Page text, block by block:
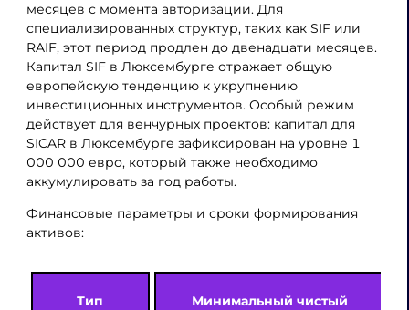
месяцев с момента авторизации. Для
специализированных структур, таких как SIF или
RAIF, этот период продлен до двенадцати месяцев.
Капитал SIF в Люксембурге отражает общую
европейскую тенденцию к укрупнению
инвестиционных инструментов. Особый режим
действует для венчурных проектов: капитал для
SICAR в Люксембурге зафиксирован на уровне 1
000 000 евро, который также необходимо
аккумулировать за год работы.
Финансовые параметры и сроки формирования
активов:
Тип
Минимальный чистый